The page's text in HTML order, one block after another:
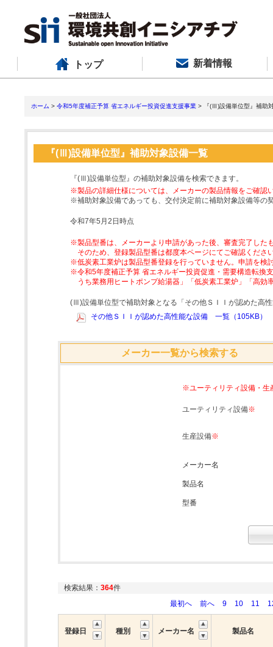
トップ 新着情報
ホーム > 令和5年度補正予算 省エネルギー投資促進支援事業 > 『(Ⅲ)設備単位型』補助
『(Ⅲ)設備単位型』補助対象設備一覧
『(Ⅲ)設備単位型』の補助対象設備を検索できます。
※製品の詳細仕様については、メーカーの製品情報をご確認
※補助対象設備であっても、交付決定前に補助対象設備等の
令和7年5月2日時点
※製品型番は、メーカーより申請があった後、審査完了した
そのため、登録製品型番は都度本ページにてご確認くださ
※低炭素工業炉は製品型番登録を行っていません。申請を検
※令和5年度補正予算 省エネルギー投資促進・需要構造転換
うち業務用ヒートポンプ給湯器」「低炭素工業炉」「高
(Ⅲ)設備単位型で補助対象となる「その他ＳＩＩが認めた高
その他ＳＩＩが認めた高性能な設備 一覧（105KB）
メーカー一覧から検索する
※ユーティリティ設備・生
ユーティリティ設備※
生産設備※
メーカー名
製品名
型番
検索結果： 364件
最初へ
前へ 9 10 11
登録日 種別 メーカー名 製品名